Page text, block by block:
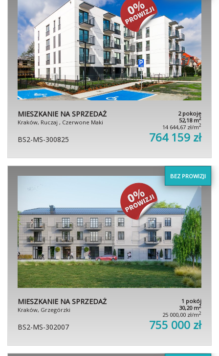
MIESZKANIE NA SPRZEDAŻ
Kraków, Ruczaj , Czerwone Maki
2 pokoje
52,18 m2
14 644,67 zł/m2
BS2-MS-300825 764 159 zł
BEZ PROWIZJI
MIESZKANIE NA SPRZEDAŻ
Kraków, Grzegórzki
1 pokój
30,20 m2
25 000,00 zł/m2
BS2-MS-302007 755 000 zł